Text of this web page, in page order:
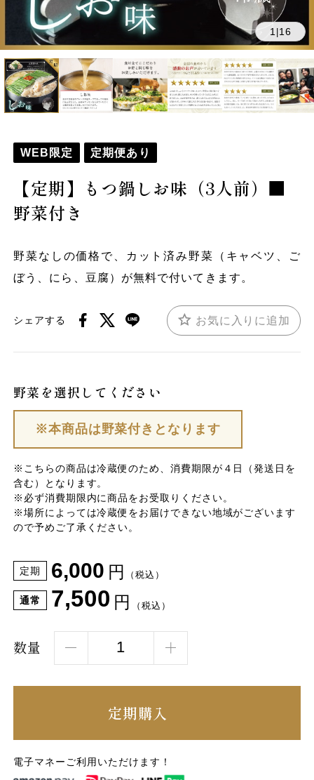
1 |16
WEB限定 定期便あり
【定期】もつ鍋しお味（3人前）■
野菜付き
野菜なしの価格で、カット済み野菜（キャベツ、ご
ぼう、にら、豆腐）が無料で付いてきます。
シェアする お気に入りに追加
野菜を選択してください
※本商品は野菜付きとなります
※こちらの商品は冷蔵便のため、消費期限が４日（発送日を
含む）となります。
※必ず消費期限内に商品をお受取りください。
※場所によっては冷蔵便をお届けできない地域がございます
ので予めご了承ください。
定期 6,000 円 （税込）
通常 7,500 円 （税込）
数量
定期購入
電子マネーご利用いただけます！